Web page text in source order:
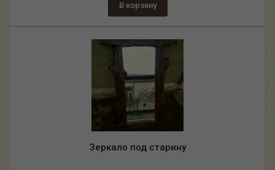
В корзину
Зеркало под старину